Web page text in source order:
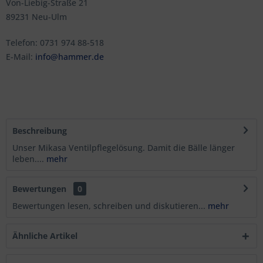
Von-Liebig-Straße 21
89231 Neu-Ulm
Telefon: 0731 974 88-518
E-Mail: info@hammer.de
Beschreibung
Unser Mikasa Ventilpflegelösung. Damit die Bälle länger
leben.... mehr
Bewertungen
0
Bewertungen lesen, schreiben und diskutieren... mehr
Ähnliche Artikel